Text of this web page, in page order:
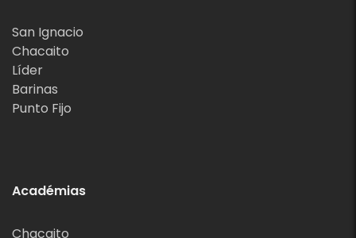
San Ignacio
Chacaito
Líder
Barinas
Punto Fijo
Académias
Chacaito